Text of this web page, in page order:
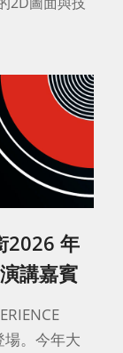
2026 年
講嘉賓
。今年大